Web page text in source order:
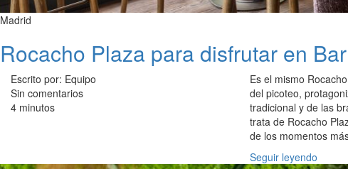
Madrid
Rocacho Plaza para disfrutar en
Escrito por: Equipo
Sin comentarios
4 minutos
Es el mismo
del picoteo,
tradicional y de las
trata de Rocacho
de los momentos
Seguir leyendo